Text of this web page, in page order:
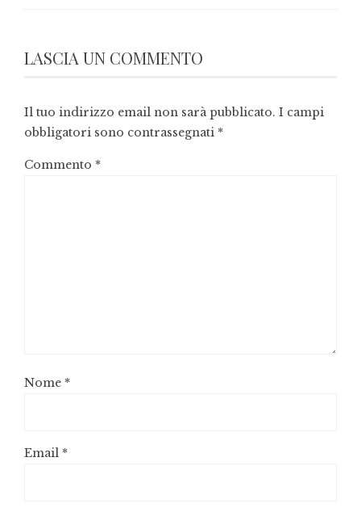
LASCIA UN COMMENTO
Il tuo indirizzo email non sarà pubblicato. I campi
obbligatori sono contrassegnati *
Commento *
Nome *
Email *